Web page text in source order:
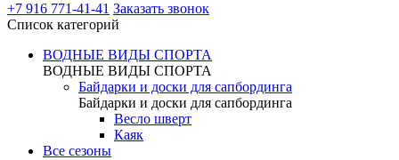
+7 916 771-41-41 Заказать звонок
Список категорий
ВОДНЫЕ ВИДЫ СПОРТА
ВОДНЫЕ ВИДЫ СПОРТА
Байдарки и доски для сапбординга
Байдарки и доски для сапбординга
Весло шверт
Каяк
Все сезоны